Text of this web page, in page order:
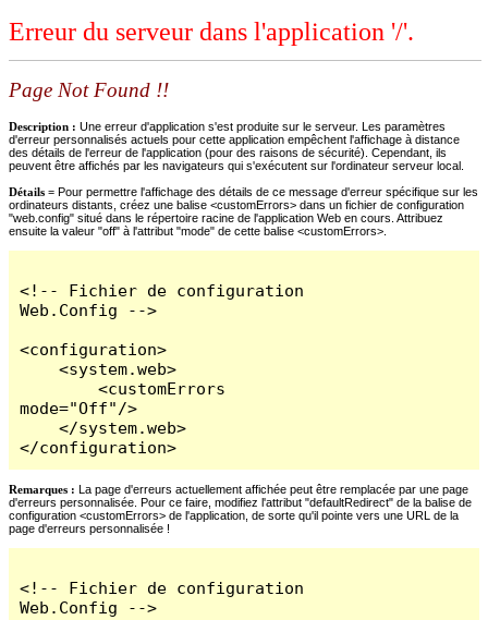
Erreur du serveur dans l'application '/'.
Page Not Found !!
Description : Une erreur d'application s'est produite sur le serveur. Les paramètres
d'erreur personnalisés actuels pour cette application empêchent l'affichage à distance
des détails de l'erreur de l'application (pour des raisons de sécurité). Cependant, ils
peuvent être affichés par les navigateurs qui s'exécutent sur l'ordinateur serveur local.
Détails = Pour permettre l'affichage des détails de ce message d'erreur spécifique sur les
ordinateurs distants, créez une balise <customErrors> dans un fichier de configuration
"web.config" situé dans le répertoire racine de l'application Web en cours. Attribuez
ensuite la valeur "off" à l'attribut "mode" de cette balise <customErrors>.
<!-- Fichier de configuration
Web.Config -->
<configuration>
    <system.web>
        <customErrors
mode="Off"/>
    </system.web>
</configuration>
Remarques : La page d'erreurs actuellement affichée peut être remplacée par une page
d'erreurs personnalisée. Pour ce faire, modifiez l'attribut "defaultRedirect" de la balise de
configuration <customErrors> de l'application, de sorte qu'il pointe vers une URL de la
page d'erreurs personnalisée !
<!-- Fichier de configuration
Web.Config -->